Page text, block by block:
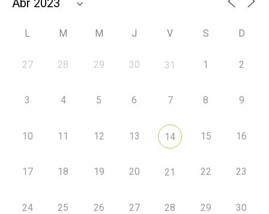
L M M J V S D
27 28 29 30 31 1 2
3 4 5 6 7 8 9
10 11 12 13 14 15 16
17 18 19 20 21 22 23
24 25 26 27 28 29 30